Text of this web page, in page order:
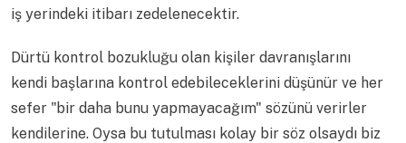
iş yerindeki itibarı zedelenecektir.
Dürtü kontrol bozukluğu olan kişiler davranışlarını
kendi başlarına kontrol edebileceklerini düşünür ve her
sefer "bir daha bunu yapmayacağım" sözünü verirler
kendilerine. Oysa bu tutulması kolay bir söz olsaydı biz